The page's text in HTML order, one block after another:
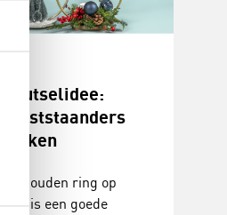
Knutselidee:
kerststaanders
maken
De gouden ring op
voet is een goede